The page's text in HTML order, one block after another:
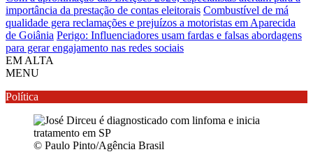
importância da prestação de contas eleitorais Combustível de má
qualidade gera reclamações e prejuízos a motoristas em Aparecida
de Goiânia Perigo: Influenciadores usam fardas e falsas abordagens
para gerar engajamento nas redes sociais
EM ALTA
MENU
Política
© Paulo Pinto/Agência Brasil